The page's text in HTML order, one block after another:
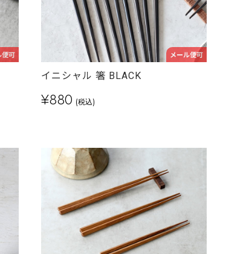
便可 メール便可
イニシャル 箸 BLACK
¥880 (税込)